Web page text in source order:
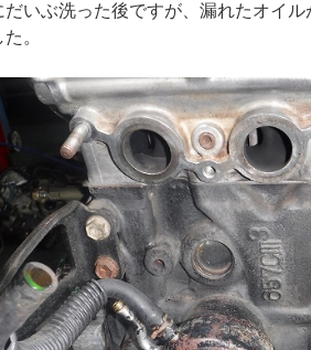
だいぶ洗った後ですが、漏れたオイ
。